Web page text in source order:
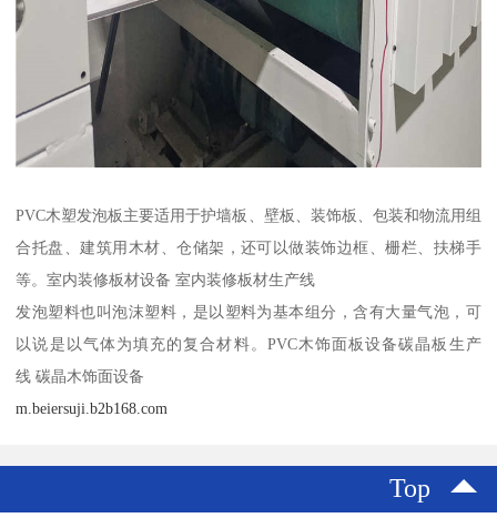
PVC木塑发泡板主要适用于护墙板、壁板、装饰板、包装和物流用组
合托盘、建筑用木材、仓储架，还可以做装饰边框、栅栏、扶梯手
等。室内装修板材设备 室内装修板材生产线
发泡塑料也叫泡沫塑料，是以塑料为基本组分，含有大量气泡，可
以说是以气体为填充的复合材料。PVC木饰面板设备碳晶板生产
线 碳晶木饰面设备
m.beiersuji.b2b168.com
Top